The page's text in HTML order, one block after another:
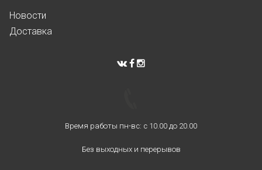
Новости
Доставка
Время работы пн-вс: с 10.00 до 20.00
Без выходных и перерывов